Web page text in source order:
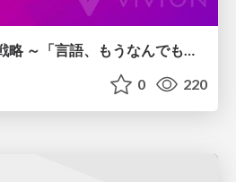
AI時代のPHPer生存戦略 ～「言語、もうなんでもよくない？」に本気で向き合う～
0 220